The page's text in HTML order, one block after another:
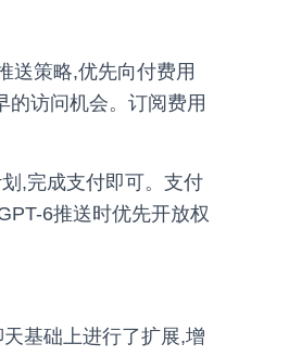
送策略,优先向付费用
的访问机会。订阅费用
,完成支付即可。支付
6推送时优先开放权
基础上进行了扩展,增